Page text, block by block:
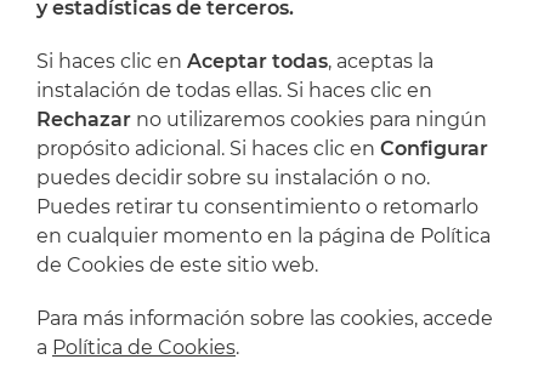
Dónde encontrarnos
Artijoc
Soporte
y estadísticas de terceros.
Si haces clic en Aceptar todas, aceptas la
instalación de todas ellas. Si haces clic en
Rechazar no utilizaremos cookies para ningún
propósito adicional. Si haces clic en Configurar
puedes decidir sobre su instalación o no.
Puedes retirar tu consentimiento o retomarlo
en cualquier momento en la página de Política
de Cookies de este sitio web.
Para más información sobre las cookies, accede
a Política de Cookies.